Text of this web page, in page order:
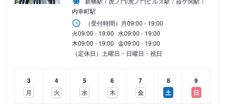
内幸町駅
（受付時間） 月09:00 - 19:00
火09:00 - 19:00 水09:00 - 19:00
木09:00 - 19:00 金09:00 - 19:00
（定休日）土曜日・日曜日・祝日
3
月
4
火
5
水
6
木
7
金
8
土
9
日